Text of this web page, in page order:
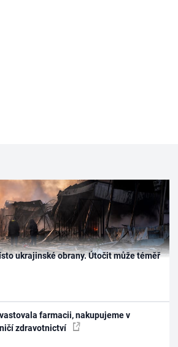
ukrajinské obrany. Útočit může téměř
farmacii, nakupujeme v
zdravotnictví